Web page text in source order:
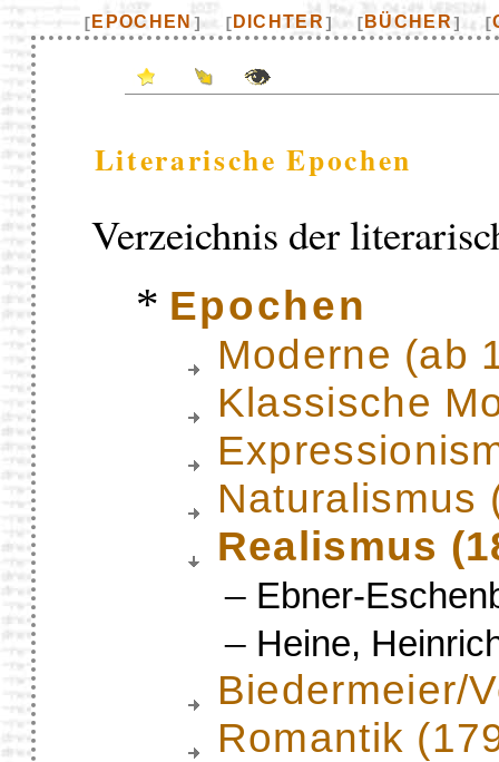
[ EPOCHEN ] [ DICHTER] [ BÜCHER] [
Literarische Epochen
Verzeichnis der
* Epochen
Moderne (ab
Klassische
Naturalismus
Realismus
– Ebner-
– Heine,
Biedermeier/
Romantik